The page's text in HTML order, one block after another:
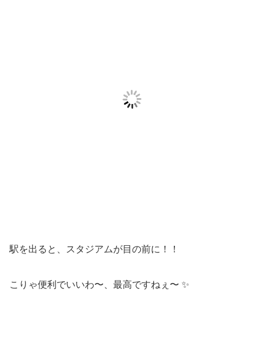
駅を出ると、スタジアムが目の前に！！
こりゃ便利でいいわ〜、最高ですねぇ〜 ✨